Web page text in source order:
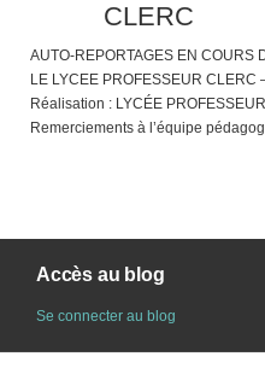
CLERC
AUTO-REPORTAGES EN COURS
LE LYCEE PROFESSEUR CLERC
Réalisation : LYCÉE
Remerciements à l’équipe
Accès au blog
Se connecter au blog